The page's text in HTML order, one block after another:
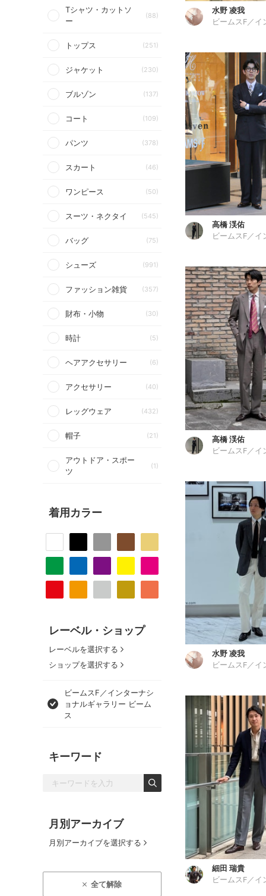
Tシャツ・カットソ
ー
(88)
トップス (251)
ジャケット (230)
ブルゾン (137)
コート (109)
パンツ (378)
スカート (46)
ワンピース (50)
スーツ・ネクタイ (545)
バッグ (75)
シューズ (991)
ファッション雑貨 (357)
財布・小物 (30)
時計 (5)
ヘアアクセサリー (6)
アクセサリー (40)
レッグウェア (432)
帽子 (21)
アウトドア・スポー
ツ
(1)
着用カラー
レーベル・ショップ
レーベルを選択する
ショップを選択する
ビームスF／インターナシ
ョナルギャラリー ビーム
ス
キーワード
月別アーカイブ
月別アーカイブを選択する
全て解除
水野 凌我
高橋 渓佑
高橋 渓佑
水野 凌我
細田 瑞貴